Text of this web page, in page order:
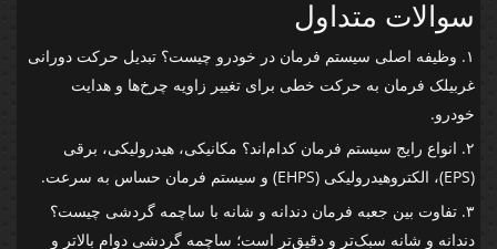
سوالات متداول
۱. وظیفه اصلی سیستم فرمان در خودرو چیست؟ تبدیل حرکت دورانی
غربیلک فرمان به حرکت خطی برای تغییر زاویه چرخ‌ها و هدایت
خودرو.
۲. انواع رایج سیستم فرمان کدام‌اند؟ مکانیکی، هیدرولیکی، برقی
۳. تفاوت بین جعبه فرمان دندانه و شانه با ساچمه گردشی چیست؟
دندانه و شانه سبک‌تر و دقیق‌تر است؛ ساچمه گردشی دوام بالاتر و